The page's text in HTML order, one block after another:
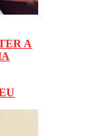
A